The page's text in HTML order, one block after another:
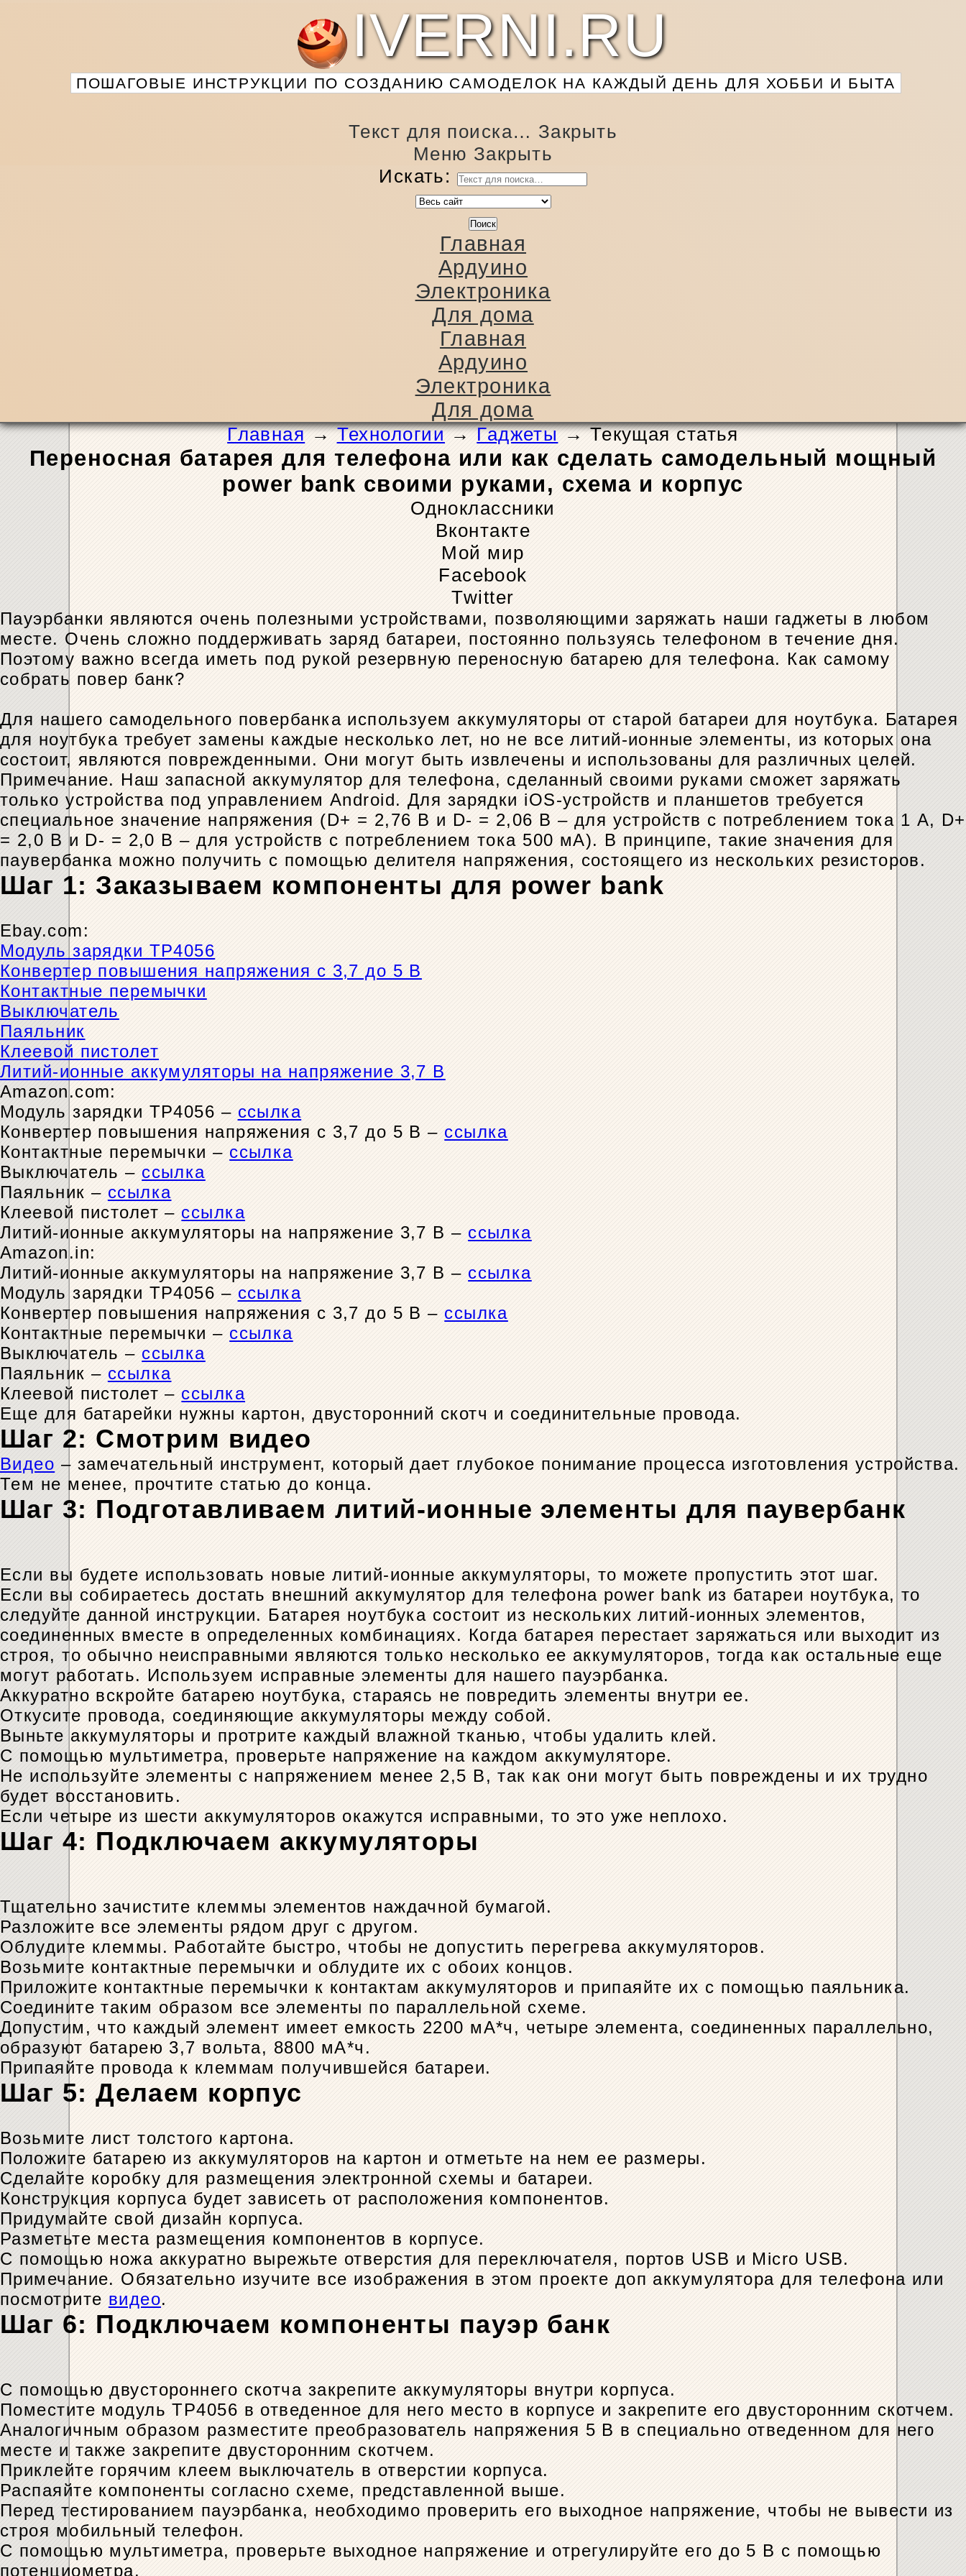
IVERNI.RU
ПОШАГОВЫЕ ИНСТРУКЦИИ ПО СОЗДАНИЮ САМОДЕЛОК НА КАЖДЫЙ ДЕНЬ ДЛЯ ХОББИ И БЫТА
Текст для поиска… Закрыть
Меню Закрыть
Искать:
Главная
Ардуино
Электроника
Для дома
Главная
Ардуино
Электроника
Для дома
Главная→Технологии→Гаджеты→Текущая статья
Переносная батарея для телефона или как сделать самодельный мощный
power bank своими руками, схема и корпус
Одноклассники
Вконтакте
Мой мир
Facebook
Twitter
Пауэрбанки являются очень полезными устройствами, позволяющими заряжать наши гаджеты в любом
месте. Очень сложно поддерживать заряд батареи, постоянно пользуясь телефоном в течение дня.
Поэтому важно всегда иметь под рукой резервную переносную батарею для телефона. Как самому
собрать повер банк?
Для нашего самодельного повербанка используем аккумуляторы от старой батареи для ноутбука. Батарея
для ноутбука требует замены каждые несколько лет, но не все литий-ионные элементы, из которых она
состоит, являются поврежденными. Они могут быть извлечены и использованы для различных целей.
Примечание. Наш запасной аккумулятор для телефона, сделанный своими руками сможет заряжать
только устройства под управлением Android. Для зарядки iOS-устройств и планшетов требуется
специальное значение напряжения (D+ = 2,76 В и D- = 2,06 В – для устройств с потреблением тока 1 А, D+
= 2,0 В и D- = 2,0 В – для устройств с потреблением тока 500 мА). В принципе, такие значения для
паувербанка можно получить с помощью делителя напряжения, состоящего из нескольких резисторов.
Шаг 1: Заказываем компоненты для power bank
Ebay.com:
Модуль зарядки TP4056
Конвертер повышения напряжения с 3,7 до 5 В
Контактные перемычки
Выключатель
Паяльник
Клеевой пистолет
Литий-ионные аккумуляторы на напряжение 3,7 В
Amazon.com:
Модуль зарядки TP4056 – ссылка
Конвертер повышения напряжения с 3,7 до 5 В – ссылка
Контактные перемычки – ссылка
Выключатель – ссылка
Паяльник – ссылка
Клеевой пистолет – ссылка
Литий-ионные аккумуляторы на напряжение 3,7 В – ссылка
Amazon.in:
Литий-ионные аккумуляторы на напряжение 3,7 В – ссылка
Модуль зарядки TP4056 – ссылка
Конвертер повышения напряжения с 3,7 до 5 В – ссылка
Контактные перемычки – ссылка
Выключатель – ссылка
Паяльник – ссылка
Клеевой пистолет – ссылка
Еще для батарейки нужны картон, двусторонний скотч и соединительные провода.
Шаг 2: Смотрим видео
Видео – замечательный инструмент, который дает глубокое понимание процесса изготовления устройства.
Тем не менее, прочтите статью до конца.
Шаг 3: Подготавливаем литий-ионные элементы для паувербанк
Если вы будете использовать новые литий-ионные аккумуляторы, то можете пропустить этот шаг.
Если вы собираетесь достать внешний аккумулятор для телефона power bank из батареи ноутбука, то
следуйте данной инструкции. Батарея ноутбука состоит из нескольких литий-ионных элементов,
соединенных вместе в определенных комбинациях. Когда батарея перестает заряжаться или выходит из
строя, то обычно неисправными являются только несколько ее аккумуляторов, тогда как остальные еще
могут работать. Используем исправные элементы для нашего пауэрбанка.
Аккуратно вскройте батарею ноутбука, стараясь не повредить элементы внутри ее.
Откусите провода, соединяющие аккумуляторы между собой.
Выньте аккумуляторы и протрите каждый влажной тканью, чтобы удалить клей.
С помощью мультиметра, проверьте напряжение на каждом аккумуляторе.
Не используйте элементы с напряжением менее 2,5 В, так как они могут быть повреждены и их трудно
будет восстановить.
Если четыре из шести аккумуляторов окажутся исправными, то это уже неплохо.
Шаг 4: Подключаем аккумуляторы
Тщательно зачистите клеммы элементов наждачной бумагой.
Разложите все элементы рядом друг с другом.
Облудите клеммы. Работайте быстро, чтобы не допустить перегрева аккумуляторов.
Возьмите контактные перемычки и облудите их с обоих концов.
Приложите контактные перемычки к контактам аккумуляторов и припаяйте их с помощью паяльника.
Соедините таким образом все элементы по параллельной схеме.
Допустим, что каждый элемент имеет емкость 2200 мА*ч, четыре элемента, соединенных параллельно,
образуют батарею 3,7 вольта, 8800 мА*ч.
Припаяйте провода к клеммам получившейся батареи.
Шаг 5: Делаем корпус
Возьмите лист толстого картона.
Положите батарею из аккумуляторов на картон и отметьте на нем ее размеры.
Сделайте коробку для размещения электронной схемы и батареи.
Конструкция корпуса будет зависеть от расположения компонентов.
Придумайте свой дизайн корпуса.
Разметьте места размещения компонентов в корпусе.
С помощью ножа аккуратно вырежьте отверстия для переключателя, портов USB и Micro USB.
Примечание. Обязательно изучите все изображения в этом проекте доп аккумулятора для телефона или
посмотрите видео.
Шаг 6: Подключаем компоненты пауэр банк
С помощью двустороннего скотча закрепите аккумуляторы внутри корпуса.
Поместите модуль TP4056 в отведенное для него место в корпусе и закрепите его двусторонним скотчем.
Аналогичным образом разместите преобразователь напряжения 5 В в специально отведенном для него
месте и также закрепите двусторонним скотчем.
Приклейте горячим клеем выключатель в отверстии корпуса.
Распаяйте компоненты согласно схеме, представленной выше.
Перед тестированием пауэрбанка, необходимо проверить его выходное напряжение, чтобы не вывести из
строя мобильный телефон.
С помощью мультиметра, проверьте выходное напряжение и отрегулируйте его до 5 В с помощью
потенциометра.